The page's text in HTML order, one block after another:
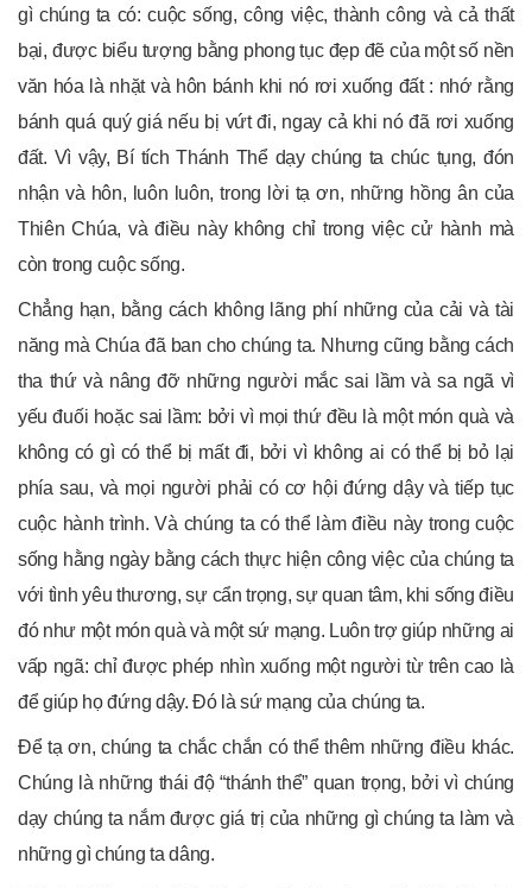
gì chúng ta có: cuộc sống, công việc, thành công và cả thất
bại, được biểu tượng bằng phong tục đẹp đẽ của một số nền
văn hóa là nhặt và hôn bánh khi nó rơi xuống đất : nhớ rằng
bánh quá quý giá nếu bị vứt đi, ngay cả khi nó đã rơi xuống
đất. Vì vậy, Bí tích Thánh Thể dạy chúng ta chúc tụng, đón
nhận và hôn, luôn luôn, trong lời tạ ơn, những hồng ân của
Thiên Chúa, và điều này không chỉ trong việc cử hành mà
còn trong cuộc sống.
Chẳng hạn, bằng cách không lãng phí những của cải và tài
năng mà Chúa đã ban cho chúng ta. Nhưng cũng bằng cách
tha thứ và nâng đỡ những người mắc sai lầm và sa ngã vì
yếu đuối hoặc sai lầm: bởi vì mọi thứ đều là một món quà và
không có gì có thể bị mất đi, bởi vì không ai có thể bị bỏ lại
phía sau, và mọi người phải có cơ hội đứng dậy và tiếp tục
cuộc hành trình. Và chúng ta có thể làm điều này trong cuộc
sống hằng ngày bằng cách thực hiện công việc của chúng ta
với tình yêu thương, sự cẩn trọng, sự quan tâm, khi sống điều
đó như một món quà và một sứ mạng. Luôn trợ giúp những ai
vấp ngã: chỉ được phép nhìn xuống một người từ trên cao là
để giúp họ đứng dậy. Đó là sứ mạng của chúng ta.
Để tạ ơn, chúng ta chắc chắn có thể thêm những điều khác.
Chúng là những thái độ “thánh thể” quan trọng, bởi vì chúng
dạy chúng ta nắm được giá trị của những gì chúng ta làm và
những gì chúng ta dâng.